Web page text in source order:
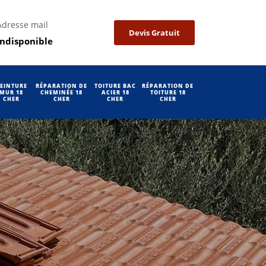
mail
Devis Gratuit
MUR 18
CHER
RÉPARATION DE
CHEMINÉE 18
CHER
TOITURE BAC
ACIER 18
CHER
RÉPARATION DE
TOITURE 18
CHER